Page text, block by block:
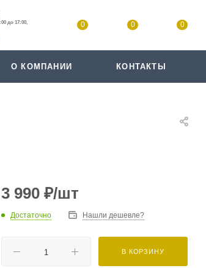
0 0 0
О КОМПАНИИ КОНТАКТЫ
3 990 ₽/шт
Достаточно Нашли дешевле?
В КОРЗИНУ